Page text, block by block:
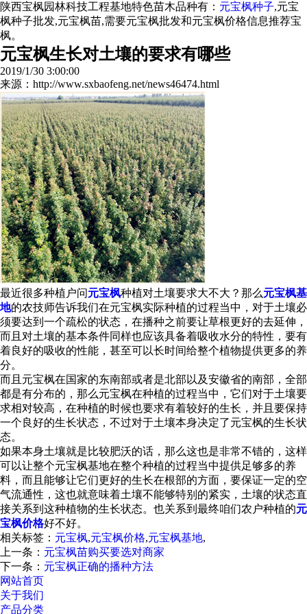
陕西宝枫园林科技工程基地特色苗木品种有： 元宝枫种子,元宝
枫种子批发,元宝枫苗,需要元宝枫批发和元宝枫价格信息推荐宝
枫。
元宝枫生长对土壤的要求有哪些
2019/1/30 3:00:00
来源：http://www.sxbaofeng.net/news46474.html
最近很多种植户问元宝枫种植对土壤要求大不大？那么元宝枫基
地的农技师告诉我们在元宝枫实际种植的过程当中，对于土壤必
须要达到一个疏松的状态，在播种之前要让草根更好的去延伸，
而且对土壤的基本条件同样也应该具备着吸收水分的特性，要有
着良好的吸收的性能，甚至可以长时间给整个植物提供更多的养
分。
而且元宝枫在国家的东南部或者是北部以及安徽省的南部，全部
都是有分布的，那么元宝枫在种植的过程当中，它们对于土壤要
求相对较高，在种植的时候也要求有着较好的生长，并且要保持
一个良好的生长状态，不过对于土壤本身决定了元宝枫的生长状
态。
如果本身土壤就是比较肥沃的话，那么这也是非常不错的，这样
可以让整个元宝枫基地在整个种植的过程当中提供足够多的养
料，而且能够让它们更好的生长在根部的方面，要保证一定的空
气流通性，这也就意味着土壤不能够特别的紧实，土壤的状态直
接关系到这种植物的生长状态。也关系到最终咱们农户种植的元
宝枫价格好不好。
相关标签： 元宝枫,元宝枫价格,元宝枫基地,
上一条： 元宝枫苗购买要选对商家
下一条： 元宝枫正确的播种方法
网站首页
关于我们
产品分类